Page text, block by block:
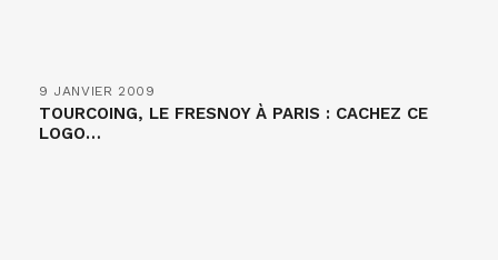
9 JANVIER 2009
TOURCOING, LE FRESNOY À PARIS : CACHEZ CE
LOGO…